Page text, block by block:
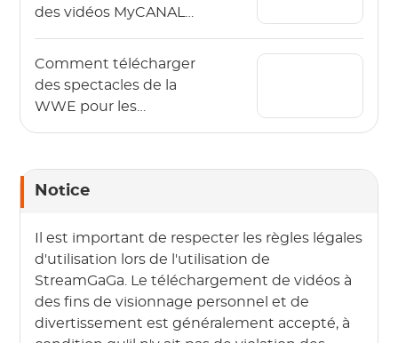
des vidéos MyCANAL
appareils ?
Comment télécharger
des spectacles de la
WWE pour les
Notice
Il est important de respecter les règles légales
d'utilisation lors de l'utilisation de
StreamGaGa. Le téléchargement de vidéos à
des fins de visionnage personnel et de
divertissement est généralement accepté, à